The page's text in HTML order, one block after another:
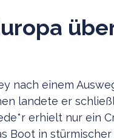
nach einem
landete er
erhielt nur ein
Boot in stürmischer